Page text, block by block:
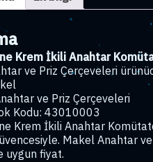
Krem İkili Anahtar
ve Priz Çerçeveleri
ve Priz Çerçeveleri
Kodu: 43010003
Krem İkili Anahtar
Makel Anahtar
uygun fiyat.